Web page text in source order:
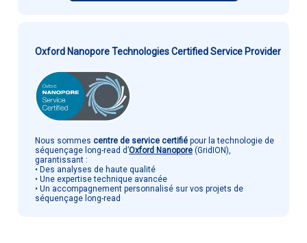
Oxford Nanopore Technologies Certified Service Provider
Nous sommes centre de service certifié pour la technologie de
séquençage long-read d’Oxford Nanopore (GridION),
garantissant :
• Des analyses de haute qualité
• Une expertise technique avancée
• Un accompagnement personnalisé sur vos projets de
séquençage long-read